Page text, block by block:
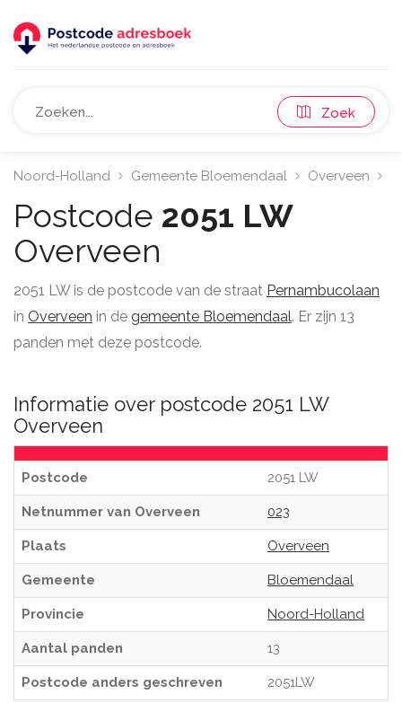
Zoek
Noord-Holland Gemeente Bloemendaal Overveen
Postcode 2051 LW
Overveen
2051 LW is de postcode van de straat Pernambucolaan
in Overveen in de gemeente Bloemendaal. Er zijn 13
panden met deze postcode.
Informatie over postcode 2051 LW
Overveen
Postcode 2051 LW
Netnummer van Overveen 023
Plaats Overveen
Gemeente Bloemendaal
Provincie Noord-Holland
Aantal panden 13
Postcode anders geschreven 2051LW